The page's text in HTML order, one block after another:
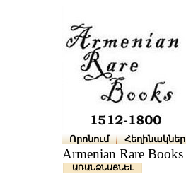
Որոնում Հեղինակներ
Armenian Rare Books
ԱՌԱՆՁՆԱՑՆԵԼ